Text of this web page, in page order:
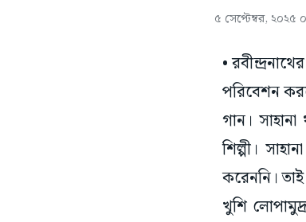
৫ সেপ্টেম্বর, ২০২৫
•
পরিবেশন
গান।
শিল্পী।
করেননি।
খুশি